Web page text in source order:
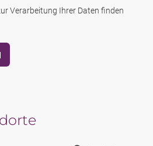
Verarbeitung Ihrer Daten finden